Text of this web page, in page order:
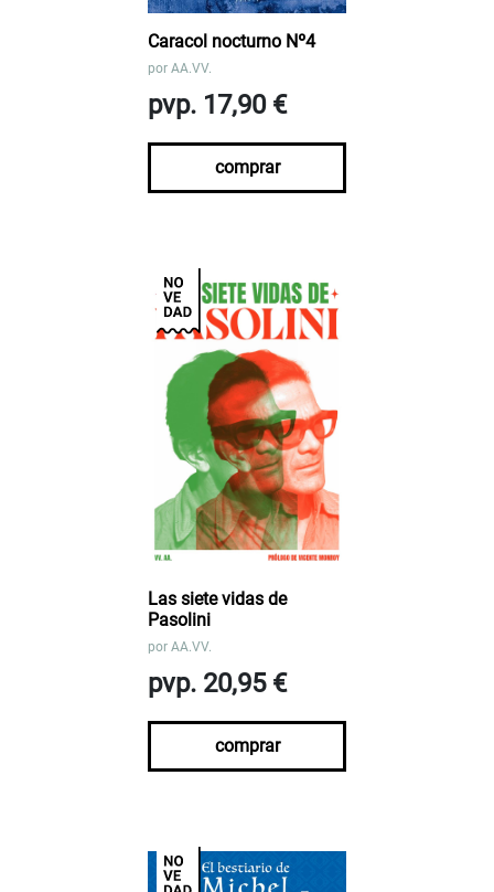
Caracol nocturno Nº4
por AA.VV.
pvp. 17,90 €
comprar
Las siete vidas de
Pasolini
por AA.VV.
pvp. 20,95 €
comprar